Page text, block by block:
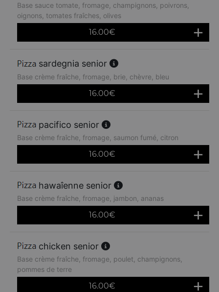
Base sauce tomate, fromage, champignons, poivrons,
oignons, tomates fraîches, olives
16.00€
sardegnia senior
Base crème fraîche, fromage, brie, chèvre, bleu
16.00€
pacifico senior
Base crème fraîche, fromage, saumon fumé, citron
16.00€
hawaîenne senior
Base crème fraîche, fromage, jambon, ananas
16.00€
chicken senior
Base crème fraîche, fromage, poulet, champignons,
pommes de terre
16.00€